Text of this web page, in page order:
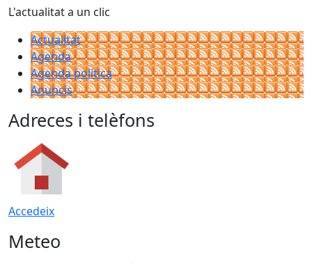
L'actualitat a un clic
Actualitat
Agenda
Agenda política
Anuncis
Adreces i telèfons
Accedeix
Meteo